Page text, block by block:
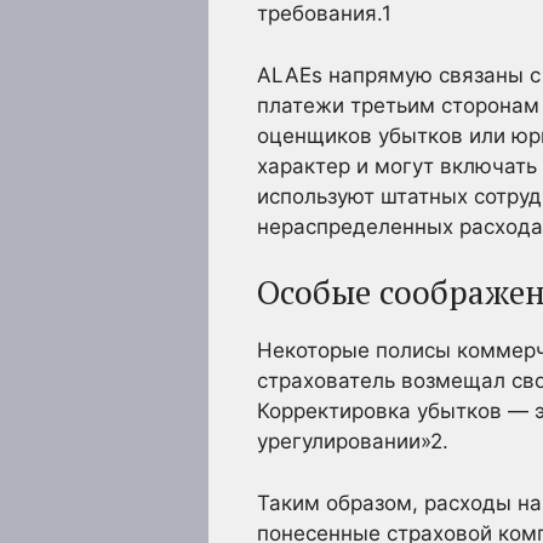
требования.1
ALAEs напрямую связаны
платежи третьим
оценщиков убытков или
характер и могут
используют штатных
нераспределенных
Особые
Некоторые полисы
страхователь возмещал
Корректировка убытков —
урегулировании»2.
Таким образом, расходы
понесенные страховой